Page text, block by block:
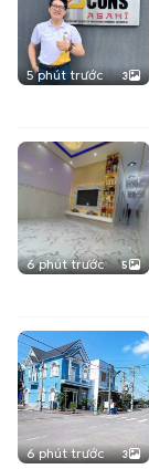
5 phút trước 3
6 phút trước 5
6 phút trước 3